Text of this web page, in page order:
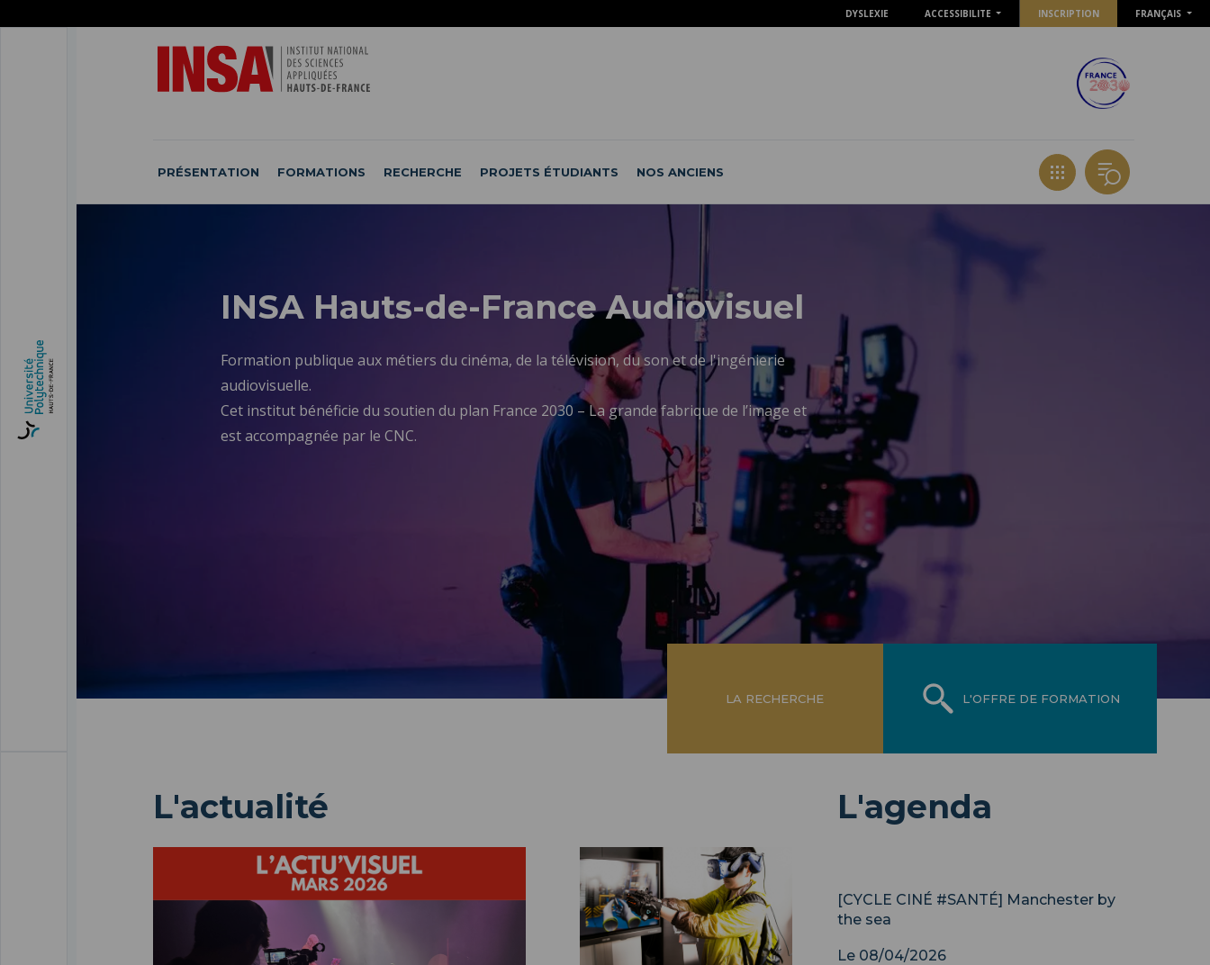
DYSLEXIE ACCESSIBILITE INSCRIPTION FRANÇAIS
PRÉSENTATION FORMATIONS RECHERCHE PROJETS ÉTUDIANTS NOS ANCIENS
INSA Hauts-de-France Audiovisuel
Formation publique aux métiers du cinéma, de la télévision, du son et de l'ingénierie
audiovisuelle.
Cet institut bénéficie du soutien du plan France 2030 – La grande fabrique de l’image et
est accompagnée par le CNC.
LA RECHERCHE L'OFFRE DE FORMATION
L'actualité L'agenda
[CYCLE CINÉ #SANTÉ] Manchester by
the sea
Le 08/04/2026